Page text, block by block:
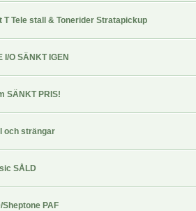
T Tele stall & Tonerider Stratapickup
I/O SÄNKT IGEN
SÄNKT PRIS!
och strängar
SÅLD
PAF